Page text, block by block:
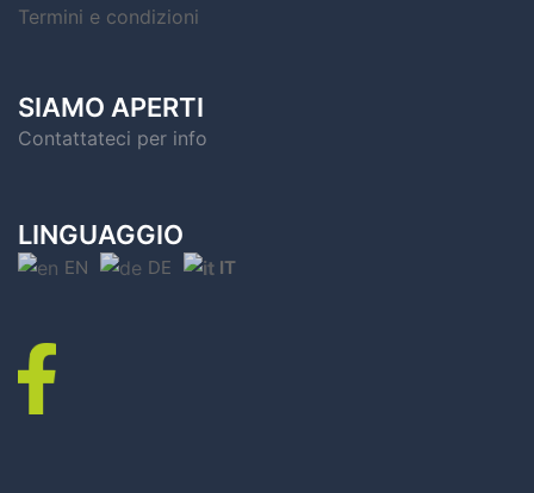
Termini e condizioni
SIAMO APERTI
Contattateci per info
LINGUAGGIO
EN DE IT